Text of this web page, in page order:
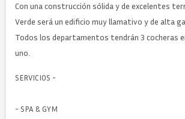
Con una construcción sólida y de excelentes
Verde será un edificio muy llamativo y de alta
Todos los departamentos tendrán 3 cocheras
uno.
SERVICIOS -
- SPA & GYM